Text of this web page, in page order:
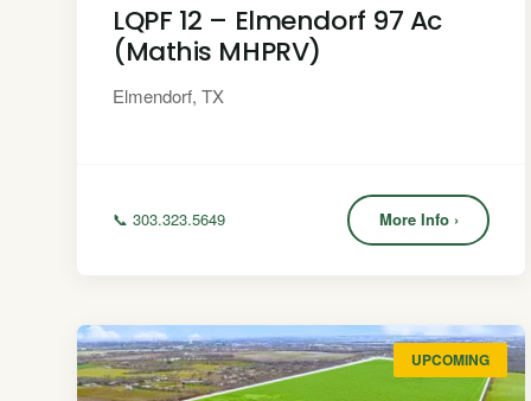
LQPF 12 – Elmendorf 97 Ac
(Mathis MHPRV)
Elmendorf, TX
📞 303.323.5649 More Info ›
UPCOMING